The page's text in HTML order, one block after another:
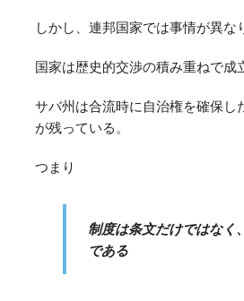
しかし、連邦国家では事情が異な
国家は歴史的交渉の積み重ねで成
サバ州は合流時に自治権を確保し
が残っている。
つまり
制度は条文だけではなく
である